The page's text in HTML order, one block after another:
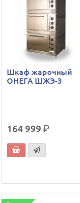
Шкаф жарочный
ОНЕГА ШЖЭ-3
164 999р.